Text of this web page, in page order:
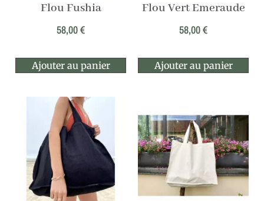
Flou Fushia
58,00€
Ajouter au panier
Flou Vert Emeraude
58,00€
Ajouter au panier